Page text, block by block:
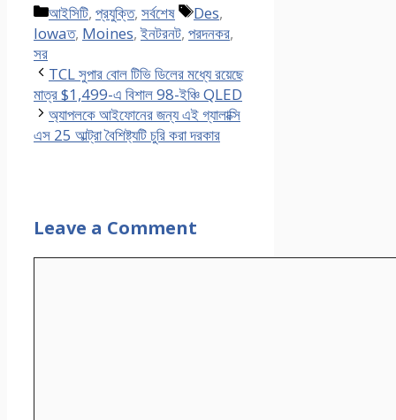
Categories
আইসিটি, প্রযুক্তি, সর্বশেষ Tags
Des,
Iowaত, Moines,ইনটরনট, পরদনকর,
সর
TCL সুপার বোল টিভি ডিলের মধ্যে রয়েছে
মাত্র $1,499-এ বিশাল 98-ইঞ্চি QLED
অ্যাপলকে আইফোনের জন্য এই গ্যালাক্সি
এস 25 আল্ট্রা বৈশিষ্ট্যটি চুরি করা দরকার
Leave a Comment